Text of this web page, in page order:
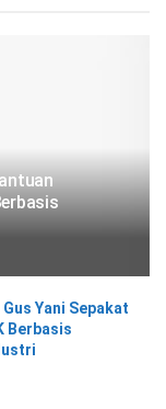
Yani Sepakat
Berbasis